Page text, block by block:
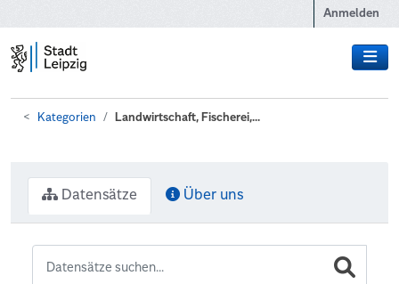
Anmelden
Kategorien Landwirtschaft, Fischerei,...
Datensätze Über uns